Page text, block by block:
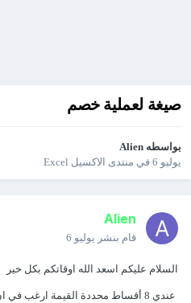
صيغة لعملية خصم
بواسطه Alien
يوليو 6 في منتدى الاكسيل Excel
Alien
قام بنشر يوليو 6
السلام عليكم اسعد الله اوقاتكم بكل خير
عندي 8 أقساط محددة القيمة ارغب